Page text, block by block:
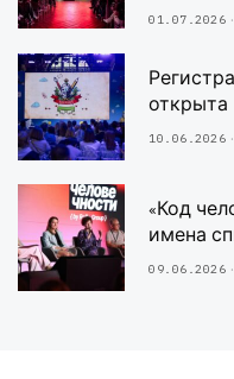
01.07.2026
открыта
10.06.2026
«Код
имена
09.06.2026